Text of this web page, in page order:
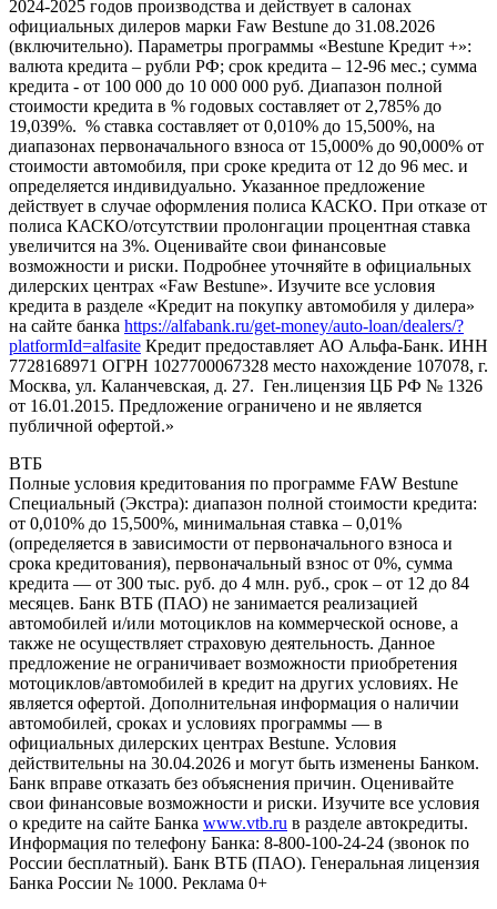
2024-2025 годов производства и действует в салонах
официальных дилеров марки Faw Bestune до 31.08.2026
(включительно). Параметры программы «Bestune Кредит +»:
валюта кредита – рубли РФ; срок кредита – 12-96 мес.; сумма
кредита - от 100 000 до 10 000 000 руб. Диапазон полной
стоимости кредита в % годовых составляет от 2,785% до
19,039%. % ставка составляет от 0,010% до 15,500%, на
диапазонах первоначального взноса от 15,000% до 90,000% от
стоимости автомобиля, при сроке кредита от 12 до 96 мес. и
определяется индивидуально. Указанное предложение
действует в случае оформления полиса КАСКО. При отказе от
полиса КАСКО/отсутствии пролонгации процентная ставка
увеличится на 3%. Оценивайте свои финансовые
возможности и риски. Подробнее уточняйте в официальных
дилерских центрах «Faw Bestune». Изучите все условия
кредита в разделе «Кредит на покупку автомобиля у дилера»
на сайте банка https://alfabank.ru/get-money/auto-loan/dealers/?
platformId=alfasite Кредит предоставляет АО Альфа-Банк. ИНН
7728168971 ОГРН 1027700067328 место нахождение 107078, г.
Москва, ул. Каланчевская, д. 27. Ген.лицензия ЦБ РФ № 1326
от 16.01.2015. Предложение ограничено и не является
публичной офертой.»
ВТБ
Полные условия кредитования по программе FAW Bestune
Специальный (Экстра): диапазон полной стоимости кредита:
от 0,010% до 15,500%, минимальная ставка – 0,01%
(определяется в зависимости от первоначального взноса и
срока кредитования), первоначальный взнос от 0%, сумма
кредита — от 300 тыс. руб. до 4 млн. руб., срок – от 12 до 84
месяцев. Банк ВТБ (ПАО) не занимается реализацией
автомобилей и/или мотоциклов на коммерческой основе, а
также не осуществляет страховую деятельность. Данное
предложение не ограничивает возможности приобретения
мотоциклов/автомобилей в кредит на других условиях. Не
является офертой. Дополнительная информация о наличии
автомобилей, сроках и условиях программы — в
официальных дилерских центрах Bestune. Условия
действительны на 30.04.2026 и могут быть изменены Банком.
Банк вправе отказать без объяснения причин. Оценивайте
свои финансовые возможности и риски. Изучите все условия
о кредите на сайте Банка www.vtb.ru в разделе автокредиты.
Информация по телефону Банка: 8-800-100-24-24 (звонок по
России бесплатный). Банк ВТБ (ПАО). Генеральная лицензия
Банка России № 1000. Реклама 0+